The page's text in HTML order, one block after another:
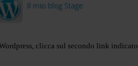
di Wordpress,